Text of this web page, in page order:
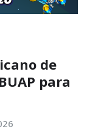
de
para